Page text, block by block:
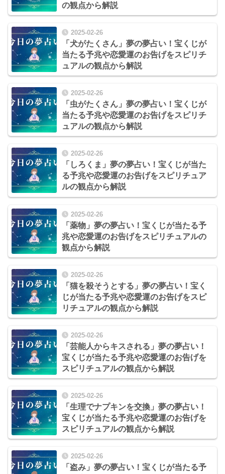
の観点から解説
2025-02-26
「犬がたくさん」夢の夢占い！宝くじが
当たる予兆や恋愛運のお告げをスピリチ
ュアルの観点から解説
2025-02-26
「虫がたくさん」夢の夢占い！宝くじが
当たる予兆や恋愛運のお告げをスピリチ
ュアルの観点から解説
2025-02-26
「しろくま」夢の夢占い！宝くじが当た
る予兆や恋愛運のお告げをスピリチュア
ルの観点から解説
2025-02-26
「薬物」夢の夢占い！宝くじが当たる予
兆や恋愛運のお告げをスピリチュアルの
観点から解説
2025-02-26
「猫を殺そうとする」夢の夢占い！宝く
じが当たる予兆や恋愛運のお告げをスピ
リチュアルの観点から解説
2025-02-26
「芸能人からキスされる」夢の夢占い！
宝くじが当たる予兆や恋愛運のお告げを
スピリチュアルの観点から解説
2025-02-26
「生理でナプキンを交換」夢の夢占い！
宝くじが当たる予兆や恋愛運のお告げを
スピリチュアルの観点から解説
2025-02-26
「盗み」夢の夢占い！宝くじが当たる予